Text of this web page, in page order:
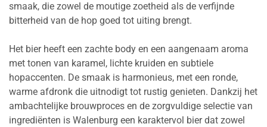
smaak, die zowel de moutige zoetheid als de verfijnde
bitterheid van de hop goed tot uiting brengt.
Het bier heeft een zachte body en een aangenaam aroma
met tonen van karamel, lichte kruiden en subtiele
hopaccenten. De smaak is harmonieus, met een ronde,
warme afdronk die uitnodigt tot rustig genieten. Dankzij het
ambachtelijke brouwproces en de zorgvuldige selectie van
ingrediënten is Walenburg een karaktervol bier dat zowel